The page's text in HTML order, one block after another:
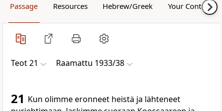
Passage Resources Hebrew/Greek Your Content
Teot 21 Raamattu 1933/38
21 Kun olimme eronneet heistä ja lähteneet